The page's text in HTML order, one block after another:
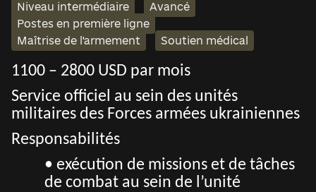
Niveau intermédiaire
Avancé
Postes en première ligne
Maîtrise de l'armement
Soutien médical
1100 – 2800 USD par mois
Service officiel au sein des unités
militaires des Forces armées ukrainiennes
Responsabilités
• exécution de missions et de tâches
de combat au sein de l’unité